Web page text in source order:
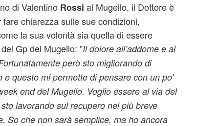
di Valentino Rossi al Mugello, il Dottore è
chiarezza sulle sue condizioni,
la sua volontà sia quella di essere
Gp del Mugello: "Il dolore all’addome e al
però sto migliorando di
e questo mi permette di pensare con un po'
end del Mugello. Voglio essere al via del
lavorando sul recupero nel più breve
So che non sarà semplice, ma ho ancora